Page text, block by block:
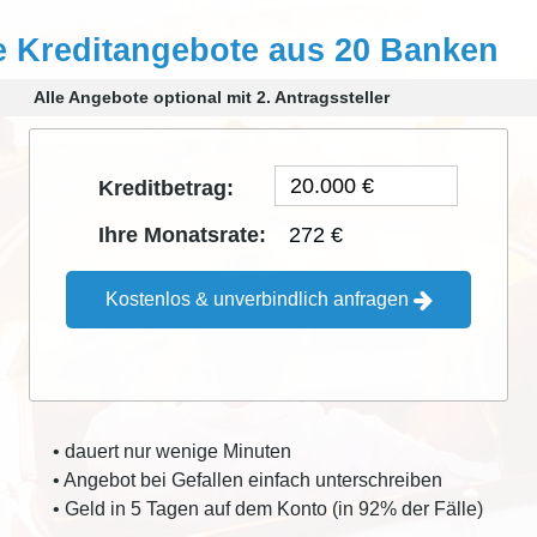
Kreditangebote aus 20 Banken
Alle Angebote optional mit 2. Antragssteller
Kreditbetrag:
Ihre Monatsrate:
272 €
Kostenlos & unverbindlich anfragen
• dauert nur wenige Minuten
• Angebot bei Gefallen einfach unterschreiben
• Geld in 5 Tagen auf dem Konto (in 92% der Fälle)